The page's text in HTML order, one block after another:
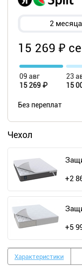
2 месяца
15 269 ₽
09 авг
15 269 ₽
23
15
Без переплат
Чехол
+2
+5
Характеристики